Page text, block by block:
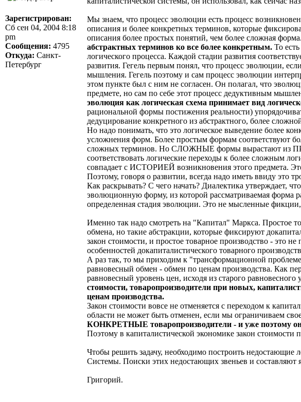
Зарегистрирован:
Сб сен 04, 2004 8:18
pm
Сообщения: 4795
Откуда: Санкт-
Петербург
Мы знаем, что процесс эволюции есть процесс
описания и более конкретных терминов, которые
описания более простых понятий, чем более сложная
абстрактных терминов ко все более конкретным. То
логического процесса. Каждой стадии развития
развития. Гегель первым понял, что процесс эволюции,
мышления. Гегель поэтому и сам процесс эволюции
этом пункте был с ним не согласен. Он полагал, что
предмете, но сам по себе этот процесс дедуктивным
эволюция как логическая схема принимает вид
рациональной формы постижения реальности)
дедуцирование конкретного из абстрактного, более
Но надо понимать, что это логическое выведение более
усложнения форм. Более простым формам соответствуют
сложных терминов. Но СЛОЖНЫЕ формы вырастают из
соответствовать логические переходы к более сложным
совпадает с ИСТОРИЕЙ возникновения этого предмета.
Поэтому, говоря о развитии, всегда надо иметь ввиду это
Как раскрывать? С чего начать? Диалектика утверждает,
эволюционную форму, из которой рассматриваемая форма
определенная стадия эволюции. Это не мысленные
Именно так надо смотреть на "Капитал" Маркса. Простое
обмена, но такие абстракции, которые фиксируют
закон стоимости, и простое товарное производство - это
особенностей докапиталистического товарного
А раз так, то мы приходим к "трансформационной
равновесный обмен - обмен по ценам производства. Как
равновесный уровень цен, исходя из старого
стоимости, товаропроизводители при новых,
ценам производства.
Закон стоимости вовсе не отменяется с переходом к
области не может быть отменен, если мы ограничиваем
КОНКРЕТНЫЕ товаропроизводители - и уже поэтому они
Поэтому в капиталистической экономике закон
Чтобы решить задачу, необходимо построить
Системы. Поиски этих недостающих звеньев и
Григорий.